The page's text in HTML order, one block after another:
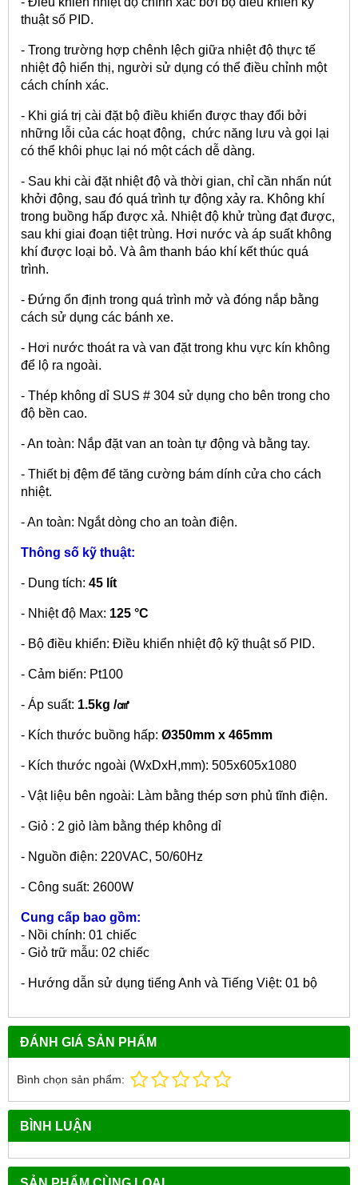
thuật số PID.
- Trong trường hợp chênh lệch giữa nhiệt độ thực tế
nhiệt độ hiển thị, người sử dụng có thể điều chỉnh một
cách chính xác.
- Khi giá trị cài đặt bộ điều khiển được thay đổi bởi
những lỗi của các hoạt động, chức năng lưu và gọi lại
có thể khôi phục lại nó một cách dễ dàng.
- Sau khi cài đặt nhiệt độ và thời gian, chỉ cần nhấn nút
khởi động, sau đó quá trình tự động xảy ra. Không khí
trong buồng hấp được xả. Nhiệt độ khử trùng đạt được,
sau khi giai đoạn tiệt trùng. Hơi nước và áp suất không
khí được loại bỏ. Và âm thanh báo khí kết thúc quá
trình.
- Đứng ổn định trong quá trình mở và đóng nắp bằng
cách sử dụng các bánh xe.
- Hơi nước thoát ra và van đặt trong khu vực kín không
để lộ ra ngoài.
- Thép không dỉ SUS # 304 sử dụng cho bên trong cho
độ bền cao.
- An toàn: Nắp đặt van an toàn tự động và bằng tay.
- Thiết bị đệm để tăng cường bám dính cửa cho cách
nhiệt.
- An toàn: Ngắt dòng cho an toàn điện.
Thông số kỹ thuật:
- Dung tích: 45 lít
- Nhiệt độ Max: 125 °C
- Bộ điều khiển: Điều khiển nhiệt độ kỹ thuật số PID.
- Cảm biến: Pt100
- Áp suất: 1.5kg /㎤
- Kích thước buồng hấp: Ø350mm x 465mm
- Kích thước ngoài (WxDxH,mm): 505x605x1080
- Vật liệu bên ngoài: Làm bằng thép sơn phủ tĩnh điện.
- Giỏ : 2 giỏ làm bằng thép không dỉ
- Nguồn điện: 220VAC, 50/60Hz
- Công suất: 2600W
Cung cấp bao gồm:
- Nồi chính: 01 chiếc
- Giỏ trữ mẫu: 02 chiếc
- Hướng dẫn sử dụng tiếng Anh và Tiếng Việt: 01 bộ
ĐÁNH GIÁ SẢN PHẨM
Bình chọn sản phẩm:
BÌNH LUẬN